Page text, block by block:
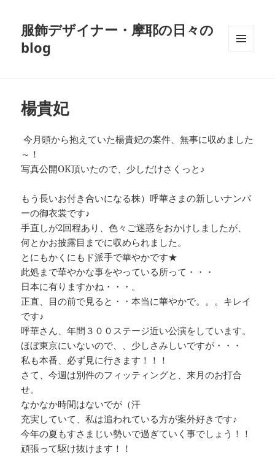
服飾デザイナー・摩耶の日々の
blog
楊貴妃
今月頭から抱えていた楊貴妃の案件、無事に収めました
～！
写真公開OK頂いたので、少しだけさくっと♪
もう長いお付き合いになる株）呼華さまの新しいナンバ
ーの御衣裳です♪
手直しが2回程あり、色々ご迷惑をおかけしましたが、
何とかお披露目までに収められました。
とにもかくにもド派手で華やかです★
此処まで華やかな事をやっている所って・・・
日本に有りますかね・・・。
正直、目の前で見ると・・本当に華やかで。。。キレイ
です♪
呼華さん、年間３００ステージ近い公演をしています。
ほぼ東京にいないので、、少しさみしいですが・・・
私も本番、必ず見に行きます！！！
さて、今週は別件のフィッティングと、来月のお打合
せ。
なかなか時間はないでが（汗
充実していて、私は追われている方が案外好きです♪
今年の夏もすさまじい勢いで過ぎていく事でしょう！！
頑張って駆け抜けます！！